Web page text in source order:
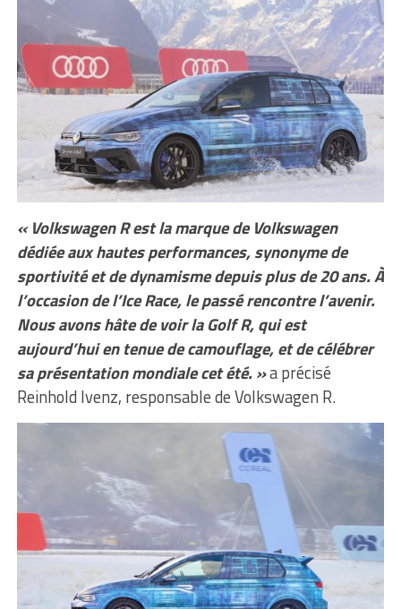
« Volkswagen R est la marque de Volkswagen
dédiée aux hautes performances, synonyme de
sportivité et de dynamisme depuis plus de 20 ans. À
l’occasion de l’Ice Race, le passé rencontre l’avenir.
Nous avons hâte de voir la Golf R, qui est
aujourd’hui en tenue de camouflage, et de célébrer
sa présentation mondiale cet été. »a précisé
Reinhold Ivenz, responsable de Volkswagen R.